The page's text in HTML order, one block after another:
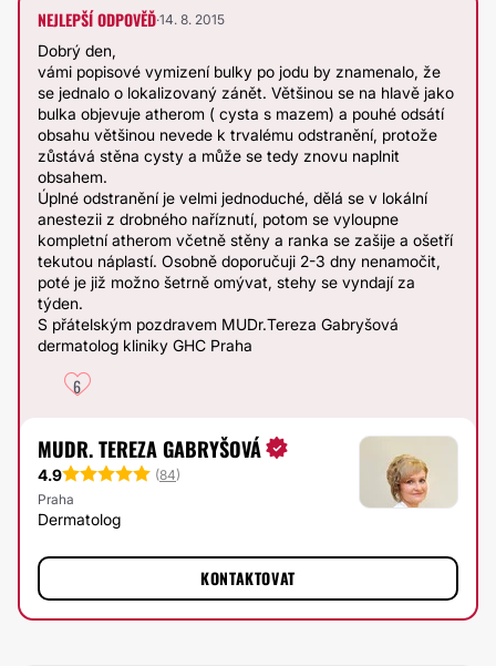
NEJLEPŠÍ ODPOVĚĎ·14. 8. 2015
Dobrý den,
vámi popisové vymizení bulky po jodu by znamenalo, že
se jednalo o lokalizovaný zánět. Většinou se na hlavě jako
bulka objevuje atherom ( cysta s mazem) a pouhé odsátí
obsahu většinou nevede k trvalému odstranění, protože
zůstává stěna cysty a může se tedy znovu naplnit
obsahem.
Úplné odstranění je velmi jednoduché, dělá se v lokální
anestezii z drobného naříznutí, potom se vyloupne
kompletní atherom včetně stěny a ranka se zašije a ošetří
tekutou náplastí. Osobně doporučuji 2-3 dny nenamočit,
poté je již možno šetrně omývat, stehy se vyndají za
týden.
S přátelským pozdravem MUDr.Tereza Gabryšová
dermatolog kliniky GHC Praha
6
MUDR. TEREZA GABRYŠOVÁ
4.9 (84)
Praha
Dermatolog
KONTAKTOVAT